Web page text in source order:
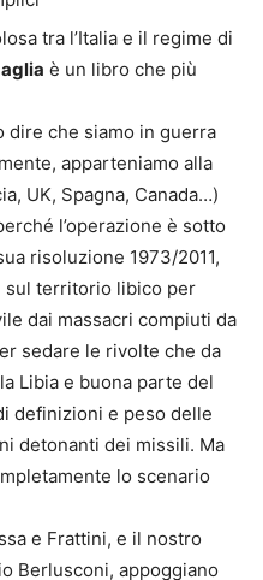
tra l’Italia e il regime di
è un libro che più
dire che siamo in guerra
apparteniamo alla
UK, Spagna, Canada…)
l’operazione è sotto
risoluzione 1973/2011,
sul territorio libico per
dai massacri compiuti da
sedare le rivolte che da
Libia e buona parte del
definizioni e peso delle
detonanti dei missili. Ma
lo scenario
e Frattini, e il nostro
Berlusconi, appoggiano